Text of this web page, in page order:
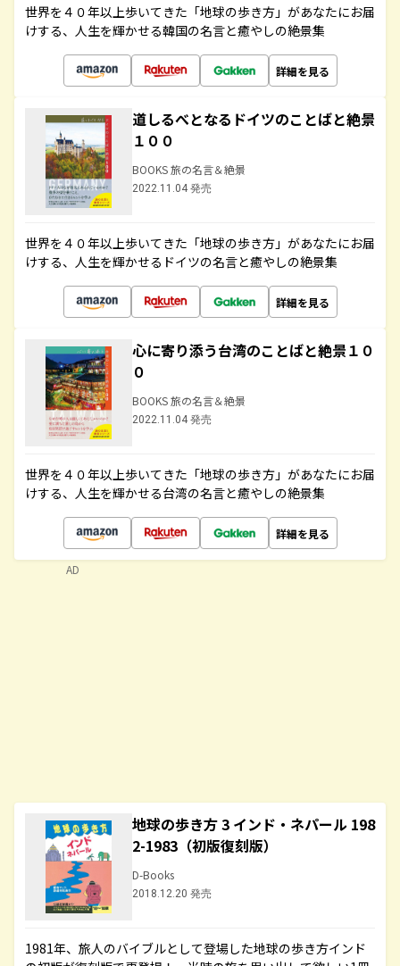
世界を４０年以上歩いてきた「地球の歩き方」があなたにお届
けする、人生を輝かせる韓国の名言と癒やしの絶景集
詳細を見る
道しるべとなるドイツのことばと絶景
１００
BOOKS 旅の名言＆絶景
2022.11.04 発売
世界を４０年以上歩いてきた「地球の歩き方」があなたにお届
けする、人生を輝かせるドイツの名言と癒やしの絶景集
詳細を見る
心に寄り添う台湾のことばと絶景１０
０
BOOKS 旅の名言＆絶景
2022.11.04 発売
世界を４０年以上歩いてきた「地球の歩き方」があなたにお届
けする、人生を輝かせる台湾の名言と癒やしの絶景集
詳細を見る
地球の歩き方 3 インド・ネパール 198
2-1983（初版復刻版）
D-Books
2018.12.20 発売
1981年、旅人のバイブルとして登場した地球の歩き方インド
AD